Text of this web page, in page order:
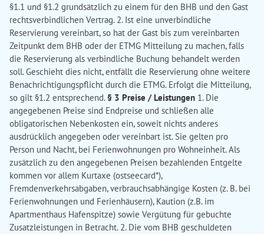
§1.1 und §1.2 grundsätzlich zu einem für den BHB und den Gast
rechtsverbindlichen Vertrag. 2. Ist eine unverbindliche
Reservierung vereinbart, so hat der Gast bis zum vereinbarten
Zeitpunkt dem BHB oder der ETMG Mitteilung zu machen, falls
die Reservierung als verbindliche Buchung behandelt werden
soll. Geschieht dies nicht, entfällt die Reservierung ohne weitere
Benachrichtigungspflicht durch die ETMG. Erfolgt die Mitteilung,
so gilt §1.2 entsprechend.§ 3 Preise / Leistungen 1. Die
angegebenen Preise sind Endpreise und schließen alle
obligatorischen Nebenkosten ein, soweit nichts anderes
ausdrücklich angegeben oder vereinbart ist. Sie gelten pro
Person und Nacht, bei Ferienwohnungen pro Wohneinheit. Als
zusätzlich zu den angegebenen Preisen bezahlenden Entgelte
kommen vor allem Kurtaxe (ostseecard*),
Fremdenverkehrsabgaben, verbrauchsabhängige Kosten (z. B. bei
Ferienwohnungen und Ferienhäusern), Kaution (z.B. im
Apartmenthaus Hafenspitze) sowie Vergütung für gebuchte
Zusatzleistungen in Betracht. 2. Die vom BHB geschuldeten